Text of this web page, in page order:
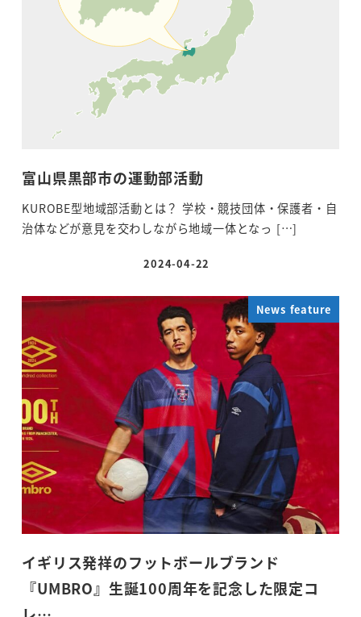
富山県黒部市の運動部活動
KUROBE型地域部活動とは？ 学校・競技団体・保護者・自
治体などが意見を交わしながら地域一体となっ […]
投稿日
2024-04-22
News feature
イギリス発祥のフットボールブランド
『UMBRO』生誕100周年を記念した限定コ